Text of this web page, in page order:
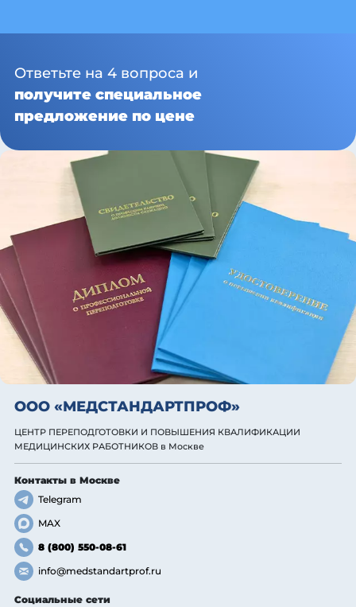
Ответьте на 4 вопроса и
получите специальное
предложение по цене
ООО «МЕДСТАНДАРТПРОФ»
ЦЕНТР ПЕРЕПОДГОТОВКИ И ПОВЫШЕНИЯ КВАЛИФИКАЦИИ
МЕДИЦИНСКИХ РАБОТНИКОВ в Москве
Контакты в Москве
Telegram
MAX
8 (800) 550-08-61
info@medstandartprof.ru
Социальные сети